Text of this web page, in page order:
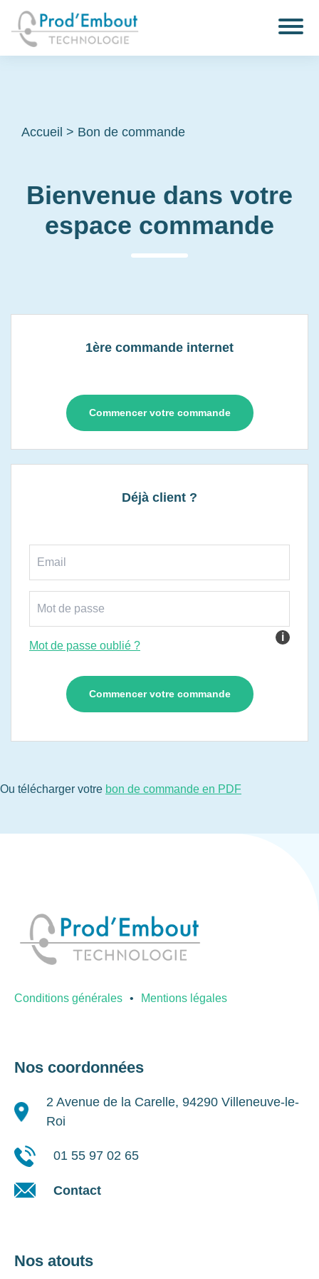
Accueil > Bon de commande
Bienvenue dans votre
espace commande
1ère commande internet
Commencer votre commande
Déjà client ?
i
Mot de passe oublié ?
Ou télécharger votre bon de commande en PDF
Conditions générales Mentions légales
Nos coordonnées
2 Avenue de la Carelle, 94290 Villeneuve-le-
Roi
01 55 97 02 65
Contact
Nos atouts